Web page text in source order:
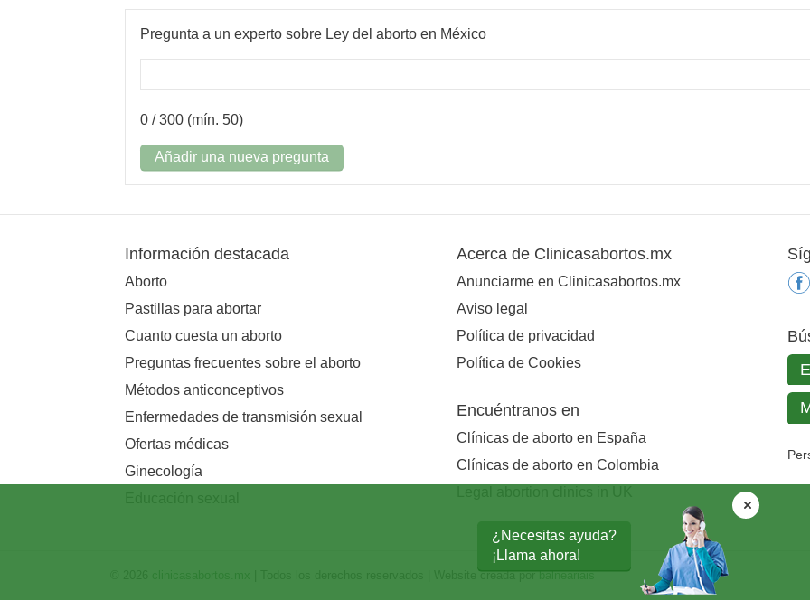
Pregunta a un experto sobre Ley del aborto en México
0 / 300 (mín. 50)
Añadir una nueva pregunta
¿Necesitas ayuda?
¡Llama ahora!
Información destacada
Aborto
Pastillas para abortar
Cuanto cuesta un aborto
Preguntas frecuentes sobre el aborto
Métodos anticonceptivos
Enfermedades de transmisión sexual
Ofertas médicas
Ginecología
Acerca de Clinicasabortos.mx
Anunciarme en Clinicasabortos.mx
Aviso legal
Política de privacidad
Política de Cookies
Encuéntranos en
Clínicas de aborto en España
Clínicas de aborto en Colombia
| Todos los derechos reservados | Website creada porbalneariais